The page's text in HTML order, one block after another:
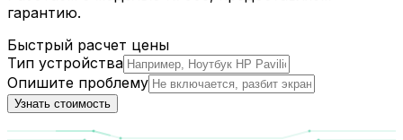
гарантию.
Быстрый расчет цены
Тип устройства
Опишите проблему
Узнать стоимость